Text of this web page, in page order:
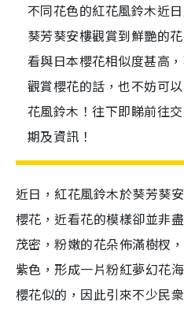
不同花色的紅花風鈴木近
葵芳葵安樓觀賞到鮮艷的
看與日本櫻花相似度甚高
觀賞櫻花的話，也不妨可
花風鈴木！往下即睇前往
期及資訊！
近日，紅花風鈴木於葵芳葵
櫻花，近看花的模樣卻並非
茂密，粉嫩的花朵佈滿樹杈
紫色，形成一片粉紅夢幻花
櫻花似的，因此引來不少民